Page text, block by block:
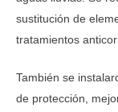
sustitución de
tratamientos
También se
de protección,